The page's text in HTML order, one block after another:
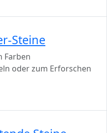
Steine
Farben
oder zum Erforschen